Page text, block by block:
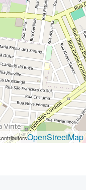
OpenStreetMap